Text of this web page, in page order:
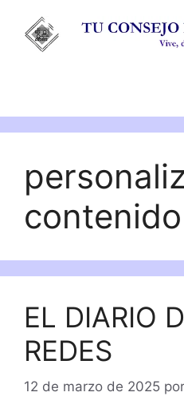
contenido
contenido
EL DIARIO
REDES
12 de marzo de 2025 por